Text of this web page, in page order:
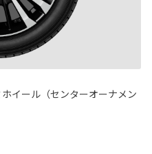
イール（センターオーナメン